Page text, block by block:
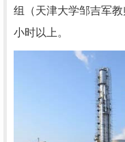
组（天津大学邹吉军
小时以上。